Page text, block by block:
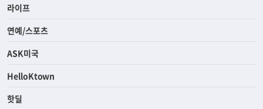
라이프
연예/스포츠
ASK미국
HelloKtown
핫딜